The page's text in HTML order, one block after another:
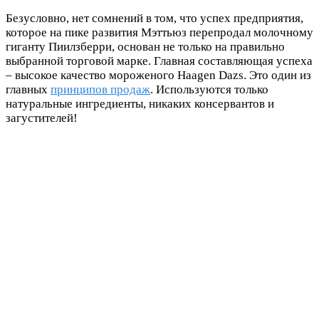
Безусловно, нет сомнений в том, что успех предприятия,
которое на пике развития Мэттьюз перепродал молочному
гиганту Пиилзберри, основан не только на правильно
выбранной торговой марке. Главная составляющая успеха
– высокое качество мороженого Haagen Dazs. Это один из
главных принципов продаж. Используются только
натуральные ингредиенты, никаких консервантов и
загустителей!